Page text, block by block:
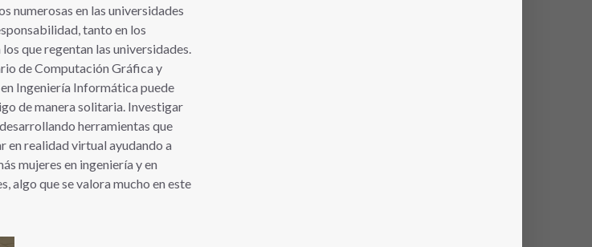
numerosas en las universidades
tanto en los
que regentan las universidades.
de Computación Gráfica y
Ingeniería Informática puede
de manera solitaria. Investigar
herramientas que
en realidad virtual ayudando a
mujeres en ingeniería y en
algo que se valora mucho en este